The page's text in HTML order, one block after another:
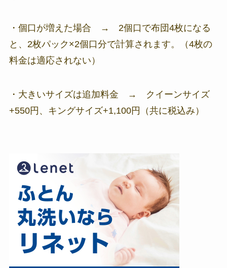
・個口が増えた場合 → 2個口で布団4枚になる
と、2枚パック×2個口分で計算されます。（4枚の
料金は適応されない）
・大きいサイズは追加料金 → クイーンサイズ
+550円、キングサイズ+1,100円（共に税込み）